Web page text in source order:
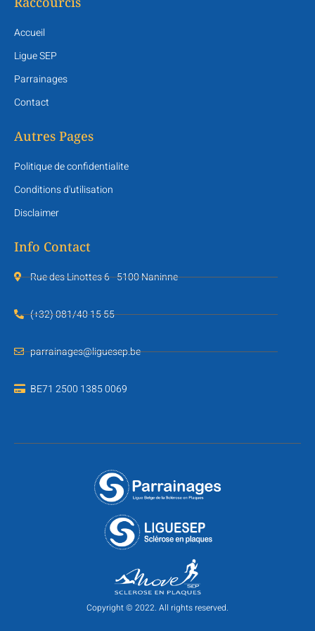
Accueil
Ligue SEP
Parrainages
Contact
Autres Pages
Politique de confidentialite
Conditions d'utilisation
Disclaimer
Info Contact
Rue des Linottes 6 - 5100 Naninne
(+32) 081/40 15 55
parrainages@liguesep.be
BE71 2500 1385 0069
Copyright © 2022. All rights reserved.